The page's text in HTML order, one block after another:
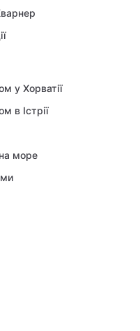
у Хорватії
в Істрії
море